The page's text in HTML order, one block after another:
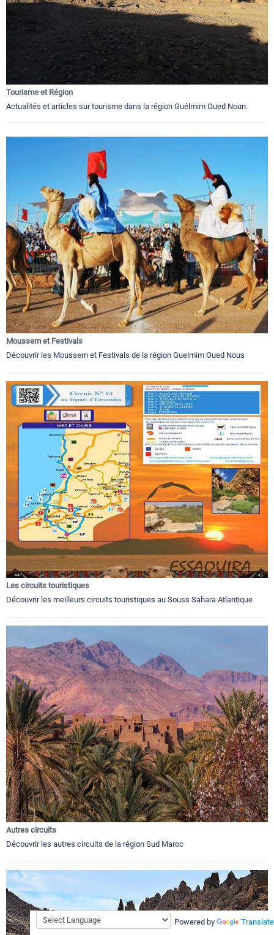
Tourisme et Région
Actualités et articles sur tourisme dans la région Guélmim Oued Noun.
Moussem et Festivals
Découvrir les Moussem et Festivals de la région Guelmim Oued Nous
Les circuits touristiques
Découvrir les meilleurs circuits touristiques au Souss Sahara Atlantique
Autres circuits
Découvrir les autres circuits de la région Sud Maroc
Powered by Translate